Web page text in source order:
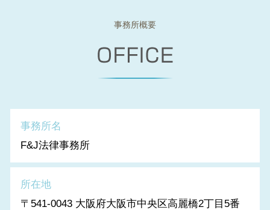
事務所概要
事務所名
F&J法律事務所
所在地
〒541-0043 大阪府大阪市中央区高麗橋2丁目5番